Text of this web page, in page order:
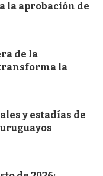
la aprobación de
de la
la
y estadías de